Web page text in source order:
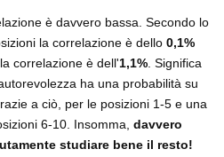
è davvero bassa. Secondo lo
la correlazione è dello 0,1%
correlazione è dell'1,1%. Significa
ha una probabilità su
a ciò, per le posizioni 1-5 e una
6-10. Insomma, davvero
studiare bene il resto!